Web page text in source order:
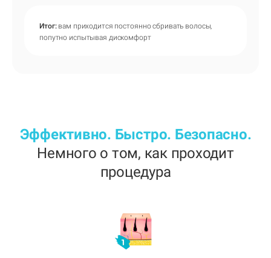
Итог:вам приходится постоянно сбривать волосы,
попутно испытывая дискомфорт
Эффективно. Быстро. Безопасно.
Немного о том, как проходит
процедура